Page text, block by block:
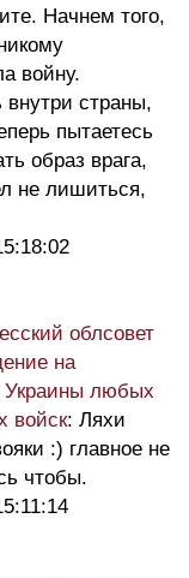
Начнем того,
войну.
страны,
пытаетесь
образ врага,
не лишиться,
облсовет
на
Украины любых
войск: Ляхи
:) главное не
чтобы.